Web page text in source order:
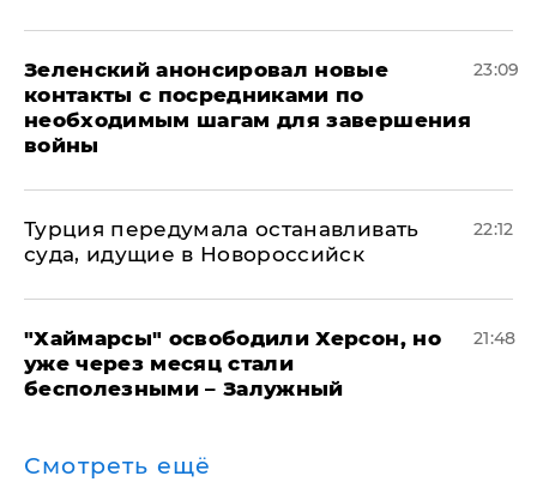
Зеленский анонсировал новые
контакты с посредниками по
необходимым шагам для завершения
войны
23:09
Турция передумала останавливать
суда, идущие в Новороссийск
22:12
"Хаймарсы" освободили Херсон, но
уже через месяц стали
бесполезными – Залужный
21:48
Смотреть ещё